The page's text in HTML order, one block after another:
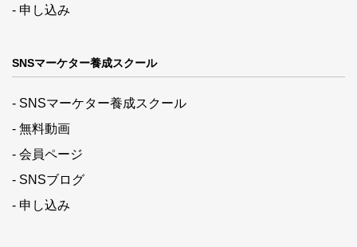
- 申し込み
SNSマーケター養成スクール
- SNSマーケター養成スクール
- 無料動画
- 会員ページ
- SNSブログ
- 申し込み